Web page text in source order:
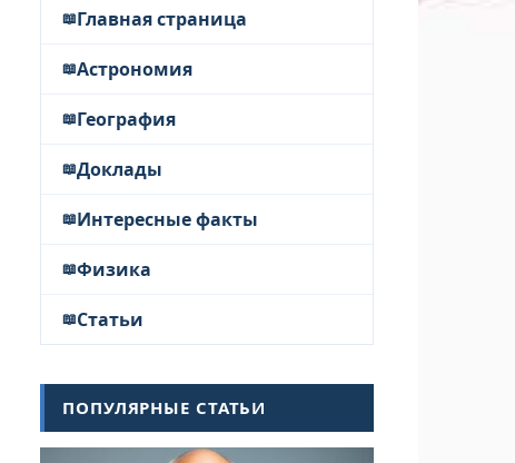
Главная страница
Астрономия
География
Доклады
Интересные факты
Физика
Статьи
ПОПУЛЯРНЫЕ СТАТЬИ